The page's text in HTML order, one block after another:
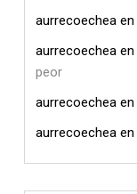
aurrecoechea en
aurrecoechea en
peor
aurrecoechea en
aurrecoechea en